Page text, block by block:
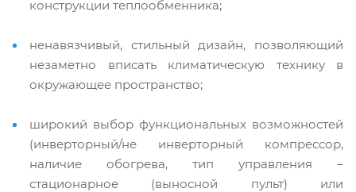
конструкции теплообменника;
ненавязчивый, стильный дизайн, позволяющий
незаметно вписать климатическую технику в
окружающее пространство;
широкий выбор функциональных возможностей
(инверторный/не инверторный компрессор,
наличие обогрева, тип управления –
стационарное (выносной пульт) или